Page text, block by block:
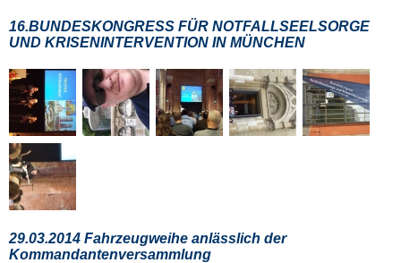
16.BUNDESKONGRESS FÜR NOTFALLSEELSORGE
UND KRISENINTERVENTION IN MÜNCHEN
29.03.2014 Fahrzeugweihe anlässlich der
Kommandantenversammlung